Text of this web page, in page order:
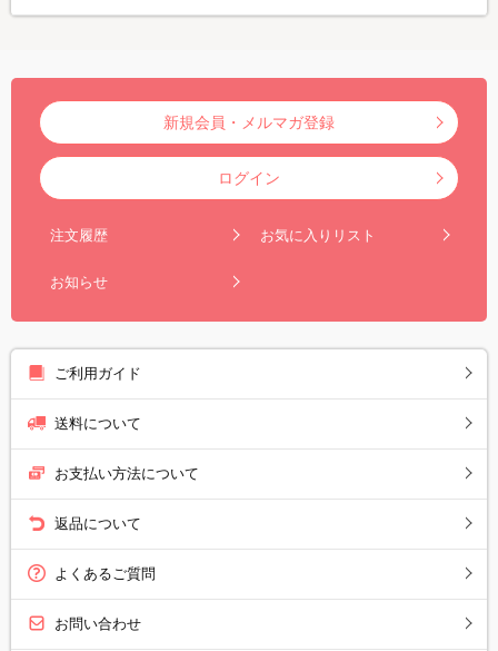
新規会員・メルマガ登録
ログイン
注文履歴 お気に入りリスト
お知らせ
ご利用ガイド
送料について
お支払い方法について
返品について
よくあるご質問
お問い合わせ